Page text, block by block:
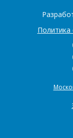
Политика